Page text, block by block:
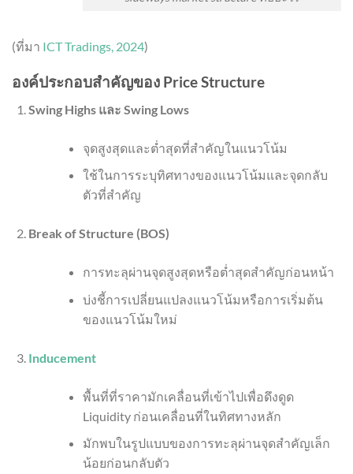
(ที่มา ICT Tradings, 2024)
องค์ประกอบสำคัญของ Price Structure
Swing Highs และ Swing Lows
จุดสูงสุดและต่ำสุดที่สำคัญในแนวโน้ม
ใช้ในการระบุทิศทางของแนวโน้มและจุดกลับ
ตัวที่สำคัญ
Break of Structure (BOS)
การทะลุผ่านจุดสูงสุดหรือต่ำสุดสำคัญก่อนหน้า
บ่งชี้การเปลี่ยนแปลงแนวโน้มหรือการเริ่มต้น
ของแนวโน้มใหม่
Inducement
พื้นที่ที่ราคามักเคลื่อนที่เข้าไปเพื่อดึงดูด
Liquidity ก่อนเคลื่อนที่ในทิศทางหลัก
มักพบในรูปแบบของการทะลุผ่านจุดสำคัญเล็ก
น้อยก่อนกลับตัว